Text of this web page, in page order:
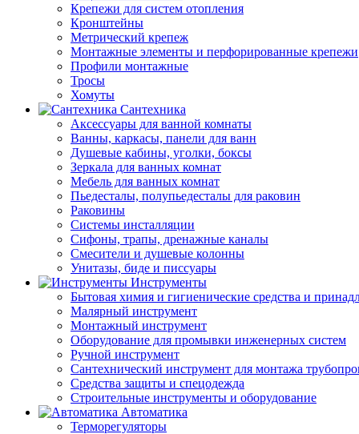
Крепежи для систем отопления
Кронштейны
Метрический крепеж
Монтажные элементы и перфорированные крепежи
Профили монтажные
Тросы
Хомуты
Сантехника
Аксессуары для ванной комнаты
Ванны, каркасы, панели для ванн
Душевые кабины, уголки, боксы
Зеркала для ванных комнат
Мебель для ванных комнат
Пьедесталы, полупьедесталы для раковин
Раковины
Системы инсталляции
Сифоны, трапы, дренажные каналы
Смесители и душевые колонны
Унитазы, биде и писсуары
Инструменты
Бытовая химия и гигиенические средства и
Малярный инструмент
Монтажный инструмент
Оборудование для промывки инженерных систем
Ручной инструмент
Сантехнический инструмент для монтажа
Средства защиты и спецодежда
Строительные инструменты и оборудование
Автоматика
Терморегуляторы